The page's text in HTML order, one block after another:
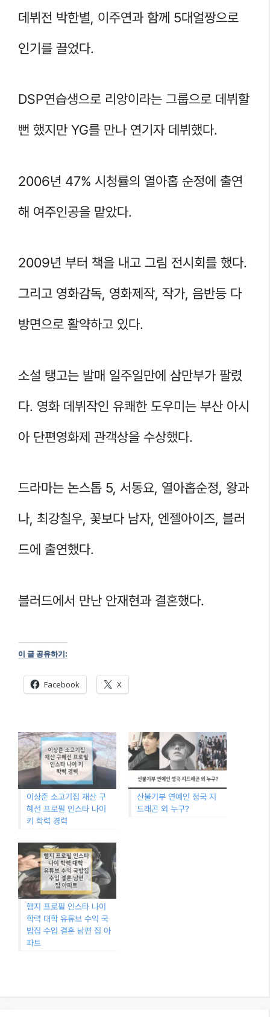
데뷔전 박한별, 이주연과 함께 5대얼짱으로
인기를 끌었다.
DSP연습생으로 리앙이라는 그룹으로 데뷔할
뻔 했지만 YG를 만나 연기자 데뷔했다.
2006년 47% 시청률의 열아홉 순정에 출연
해 여주인공을 맡았다.
2009년 부터 책을 내고 그림 전시회를 했다.
그리고 영화감독, 영화제작, 작가, 음반등 다
방면으로 활약하고 있다.
소설 탱고는 발매 일주일만에 삼만부가 팔렸
다. 영화 데뷔작인 유쾌한 도우미는 부산 아시
아 단편영화제 관객상을 수상했다.
드라마는 논스톱 5, 서동요, 열아홉순정, 왕과
나, 최강칠우, 꽃보다 남자, 엔젤아이즈, 블러
드에 출연했다.
블러드에서 만난 안재현과 결혼했다.
이 글 공유하기:
Facebook X
이상준 소고기집 재산 구
혜선 프로필 인스타 나이
키 학력 경력
산불기부 연예인 정국 지
드래곤 외 누구?
햄지 프로필 인스타 나이
학력 대학 유튜브 수익 국
밥집 수입 결혼 남편 집 아
파트